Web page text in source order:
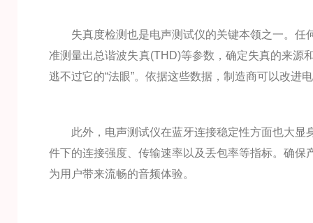
失真度检测也是电声测试仪的关键本领之一。任
准测量出总谐波失真(THD)等参数，确定失真的来源
逃不过它的“法眼”。依据这些数据，制造商可以改
此外，电声测试仪在蓝牙连接稳定性方面也大显
件下的连接强度、传输速率以及丢包率等指标。确
为用户带来流畅的音频体验。